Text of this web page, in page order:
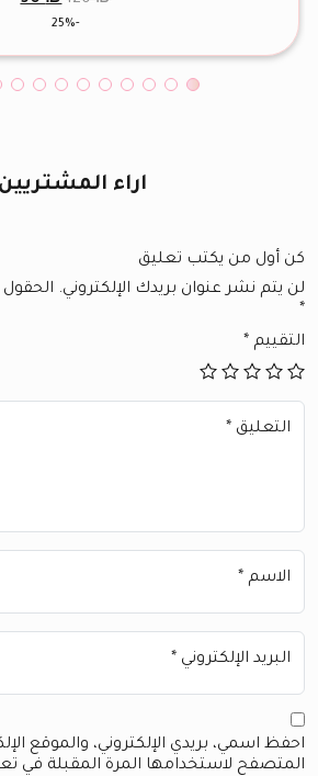
الأصلي
120 ₪.
90 ₪.
-25%
اراء المشتريين
كن أول من يكتب تعليق
لن يتم نشر عنوان بريدك الإلكتروني. الحقول
*
التقييم *
التعليق *
الاسم *
البريد الإلكتروني *
احفظ اسمي، بريدي الإلكتروني، والموقع
المتصفح لاستخدامها المرة المقبلة في